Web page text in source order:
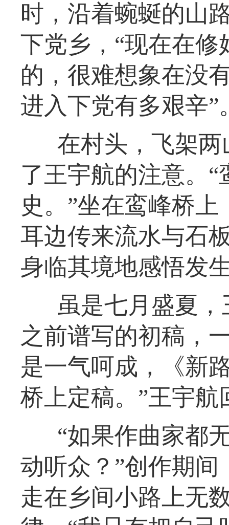
时，沿着蜿蜒的山
下党乡，“现在在
的，很难想象在没
进入下党有多艰辛”
在村头，飞架
了王宇航的注意。
史。”坐在鸾峰桥
耳边传来流水与石
身临其境地感悟发
虽是七月盛夏
之前谱写的初稿，
是一气呵成，《新
桥上定稿。”王宇航
“如果作曲家都
动听众？”创作期
走在乡间小路上无